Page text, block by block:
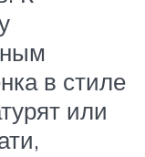
в стиле
или